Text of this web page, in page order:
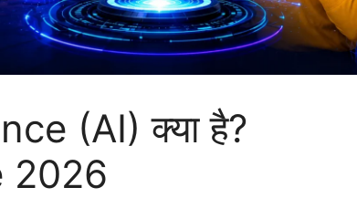
(AI) क्या है?
2026